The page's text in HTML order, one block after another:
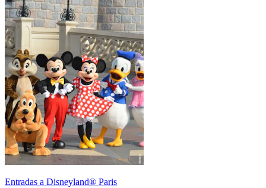
Entradas a Disneyland® Paris